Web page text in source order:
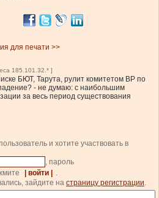
для печати >>
185.101.32.* ]
БЮТ, Тарута, рулит комитетом ВР по
- не думаю: с наибольшим
за весь период существования
и хотите участвовать в
, пароль
| войти |
.
зайдите на страницу регистрации.